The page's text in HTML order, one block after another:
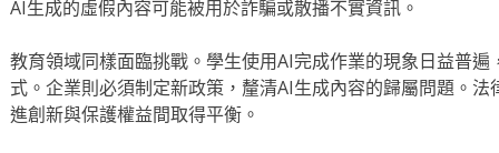
AI生成的虛假內容可能被用於詐騙或散播不實資訊。
教育領域同樣面臨挑戰。學生使用AI完成作業的現象日益普
式。企業則必須制定新政策，釐清AI生成內容的歸屬問題。
進創新與保護權益間取得平衡。